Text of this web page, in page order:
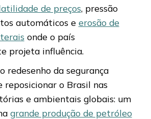
de preços, pressão
automáticos e erosão de
onde o país
projeta influência.
redesenho da segurança
reposicionar o Brasil nas
e ambientais globais: um
grande produção de petróleo